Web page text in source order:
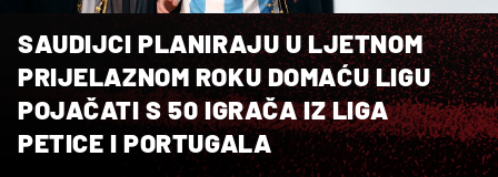
SAUDIJCI PLANIRAJU U LJETNOM
PRIJELAZNOM ROKU DOMAĆU LIGU
POJAČATI S 50 IGRAČA IZ LIGA
PETICE I PORTUGALA